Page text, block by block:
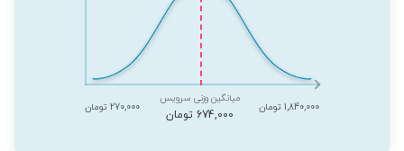
1,840,000 تومان
میانگین وزنی سرویس
674,000 تومان
270,000 تومان